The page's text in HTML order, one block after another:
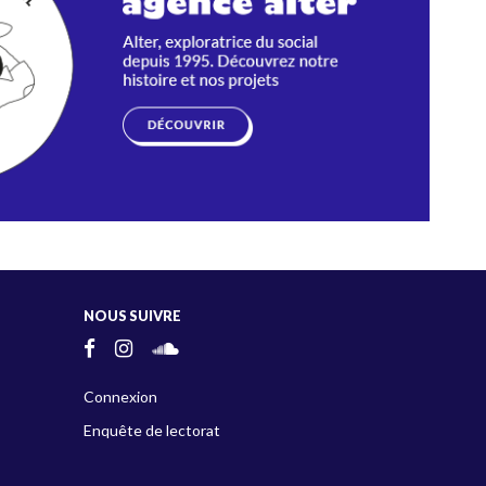
NOUS SUIVRE
Connexion
Enquête de lectorat